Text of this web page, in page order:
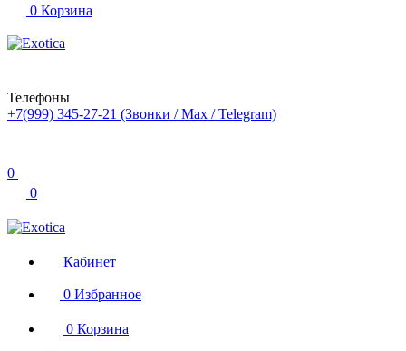
0 Корзина
Телефоны
+7(999) 345-27-21 (Звонки / Max / Telegram)
0
0
Кабинет
0 Избранное
0 Корзина